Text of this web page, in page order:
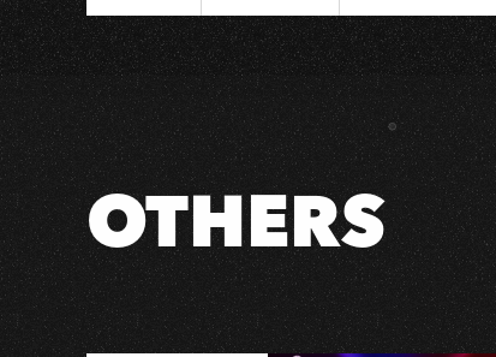
胡
凱
兒
2024
不
插
電
小
巡
迴-
圍
胡
OTHERS